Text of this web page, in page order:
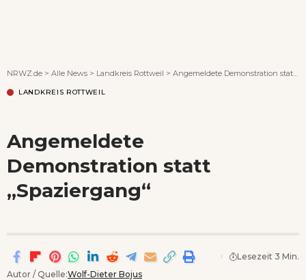
NRWZ.de > Alle News > Landkreis Rottweil > Angemeldete Demonstration statt „Spaziergang“
LANDKREIS ROTTWEIL
Angemeldete
Demonstration statt
„Spaziergang“
Autor / Quelle:Wolf-Dieter Bojus
Lesezeit 3 Min.